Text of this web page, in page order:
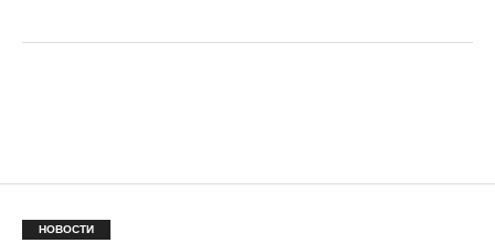
НОВОСТИ